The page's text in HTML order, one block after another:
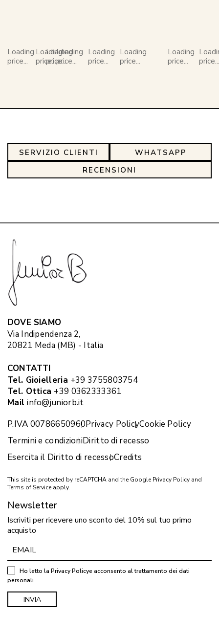
Loading
price...
Loading
price...
Loading
price...
Loading
price...
Loading
price...
Loading
price...
Loading
price...
price...
SERVIZIO CLIENTI
WHATSAPP
RECENSIONI
DOVE SIAMO
Via Indipendenza 2,
20821 Meda (MB) - Italia
CONTATTI
Tel. Gioielleria +39 3755803754
Tel. Ottica +39 0362333361
Mail info@juniorb.it
P.IVA 00786650960Privacy PolicyCookie Policy
Termini e condizioniDiritto di recesso
Esercita il Diritto di recessoCredits
This site is protected by reCAPTCHA and the Google Privacy Policy and
Terms of Service apply.
Newsletter
Iscriviti per ricevere uno sconto del 10% sul tuo primo
acquisto
Ho letto la Privacy Policye acconsento al trattamento dei dati
personali